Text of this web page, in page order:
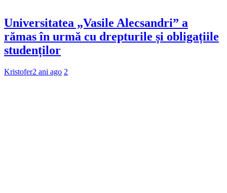
Universitatea „Vasile Alecsandri” a
rămas în urmă cu drepturile și obligațiile
studenților
Kristofer2 ani ago 2